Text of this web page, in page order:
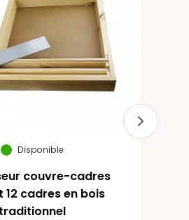
Disponible
couvre-cadres
12 cadres en bois
traditionnel